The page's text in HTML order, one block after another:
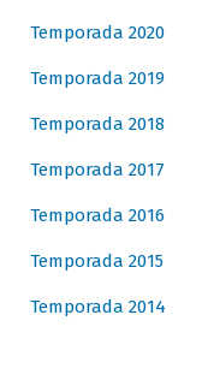
Temporada 2020
Temporada 2019
Temporada 2018
Temporada 2017
Temporada 2016
Temporada 2015
Temporada 2014